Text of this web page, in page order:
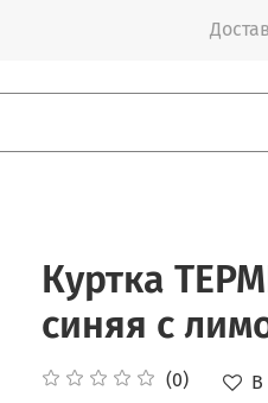
Куртка
синяя с
(0) В